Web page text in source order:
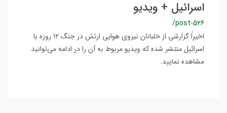
اسرائیل + ویدیو
/post-526
اخیراً گزارشی از خلبانان نیروی هوایی ارتش در جنگ ۱۲ روزه با
اسرائیل منتشر شده که ویدیو مربوط به آن را در ادامه می‌توانید
مشاهده نمایید.